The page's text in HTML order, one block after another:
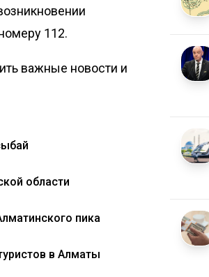
112.
важные новости и
области
пика
в Алматы